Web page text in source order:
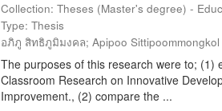
Collection: Theses (Master's degree) -
Type: Thesis
อภิภู สิทธิภูมิมงคล; Apipoo Sittipoommongkol
The purposes of this research were to; (1)
Classroom Research on Innovative
Improvement., (2) compare the ...